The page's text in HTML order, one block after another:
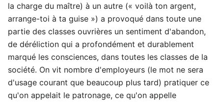
la charge du maître) à un autre (« voilà ton argent,
arrange-toi à ta guise ») a provoqué dans toute une
partie des classes ouvrières un sentiment d'abandon,
de déréliction qui a profondément et durablement
marqué les consciences, dans toutes les classes de la
société. On vit nombre d'employeurs (le mot ne sera
d'usage courant que beaucoup plus tard) pratiquer ce
qu'on appelait le patronage, ce qu'on appelle